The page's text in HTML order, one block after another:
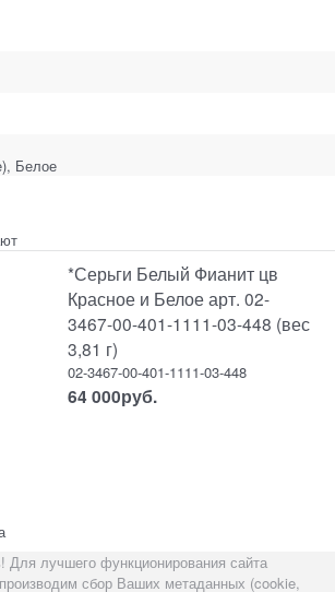
Белое
*Серьги Белый Фианит цв
Красное и Белое арт. 02-
3467-00-401-1111-03-448 (вес
3,81 г)
02-3467-00-401-1111-03-448
64 000руб.
Для лучшего функционирования сайта
сбор Ваших метаданных (cookie,